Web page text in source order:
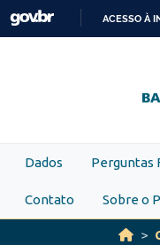
Skip to main content
ACESSO À
Dados Perguntas
Contato Sobre o